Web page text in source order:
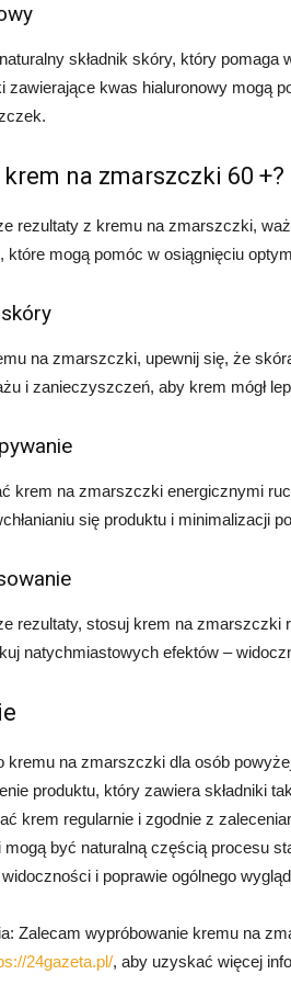
składnik skóry, który
kwas hialuronowy mogą
na zmarszczki 60 +?
rezultaty z kremu na zmarszczki,
mogą pomóc w osiągnięciu
na zmarszczki, upewnij się, że
i zanieczyszczeń, aby krem mógł
krem na zmarszczki energicznymi
się produktu i minimalizacji
rezultaty, stosuj krem na zmarszczki
natychmiastowych efektów –
kremu na zmarszczki dla osób
produktu, który zawiera składniki
krem regularnie i zgodnie z
być naturalną częścią procesu
i poprawie ogólnego
Zalecam wypróbowanie kremu na
24gazeta.pl/, aby uzyskać więcej